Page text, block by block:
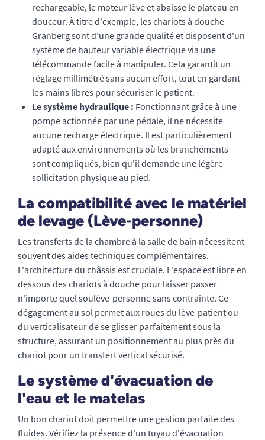
rechargeable, le moteur lève et abaisse le plateau en
douceur. À titre d'exemple, les chariots à douche
Granberg sont d'une grande qualité et disposent d'un
système de hauteur variable électrique via une
télécommande facile à manipuler. Cela garantit un
réglage millimétré sans aucun effort, tout en gardant
les mains libres pour sécuriser le patient.
Le système hydraulique : Fonctionnant grâce à une
pompe actionnée par une pédale, il ne nécessite
aucune recharge électrique. Il est particulièrement
adapté aux environnements où les branchements
sont compliqués, bien qu'il demande une légère
sollicitation physique au pied.
La compatibilité avec le matériel
de levage (Lève-personne)
Les transferts de la chambre à la salle de bain nécessitent
souvent des aides techniques complémentaires.
L'architecture du châssis est cruciale. L'espace est libre en
dessous des chariots à douche pour laisser passer
n'importe quel soulève-personne sans contrainte. Ce
dégagement au sol permet aux roues du lève-patient ou
du verticalisateur de se glisser parfaitement sous la
structure, assurant un positionnement au plus près du
chariot pour un transfert vertical sécurisé.
Le système d'évacuation de
l'eau et le matelas
Un bon chariot doit permettre une gestion parfaite des
fluides. Vérifiez la présence d'un tuyau d'évacuation